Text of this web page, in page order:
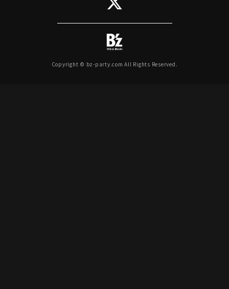
Copyright © bz-party.com All Rights Reserved.